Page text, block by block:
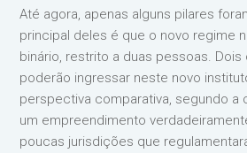
Até agora, apenas alguns pilares
principal deles é que o novo regime
binário, restrito a duas pessoas. Dois
poderão ingressar neste novo
perspectiva comparativa, segundo a
um empreendimento
poucas jurisdições que